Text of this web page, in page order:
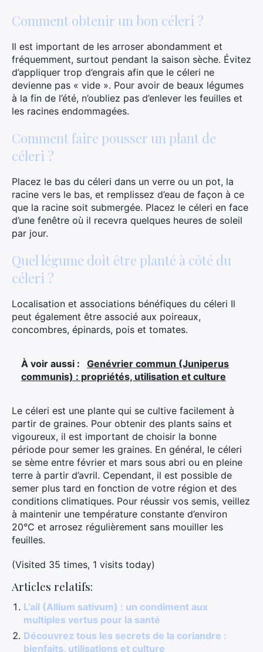
Comment obtenir un bon céleri ?
Il est important de les arroser abondamment et
fréquemment, surtout pendant la saison sèche. Évitez
d’appliquer trop d’engrais afin que le céleri ne
devienne pas « vide ». Pour avoir de beaux légumes
à la fin de l’été, n’oubliez pas d’enlever les feuilles et
les racines endommagées.
Comment faire pousser un plant de
céleri ?
Placez le bas du céleri dans un verre ou un pot, la
racine vers le bas, et remplissez d’eau de façon à ce
que la racine soit submergée. Placez le céleri en face
d’une fenêtre où il recevra quelques heures de soleil
par jour.
Quel légume doit être planté à côté du
céleri ?
Localisation et associations bénéfiques du céleri Il
peut également être associé aux poireaux,
concombres, épinards, pois et tomates.
À voir aussi :
Genévrier commun (Juniperus
communis) : propriétés, utilisation et culture
Le céleri est une plante qui se cultive facilement à
partir de graines. Pour obtenir des plants sains et
vigoureux, il est important de choisir la bonne
période pour semer les graines. En général, le céleri
se sème entre février et mars sous abri ou en pleine
terre à partir d’avril. Cependant, il est possible de
semer plus tard en fonction de votre région et des
conditions climatiques. Pour réussir vos semis, veillez
à maintenir une température constante d’environ
20°C et arrosez régulièrement sans mouiller les
feuilles.
(Visited 35 times, 1 visits today)
Articles relatifs:
L’ail (Allium sativum) : un condiment aux
multiples vertus pour la santé
Découvrez tous les secrets de la coriandre :
bienfaits, utilisations et culture